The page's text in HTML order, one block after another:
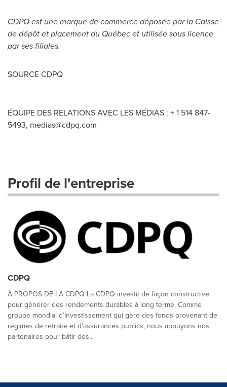
CDPQ est une marque de commerce déposée par la Caisse
de dépôt et placement du Québec et utilisée sous licence
par ses filiales.
SOURCE CDPQ
ÉQUIPE DES RELATIONS AVEC LES MÉDIAS : + 1 514 847-
5493, medias@cdpq.com
Profil de l'entreprise
CDPQ
À PROPOS DE LA CDPQ La CDPQ investit de façon constructive
pour générer des rendements durables à long terme. Comme
groupe mondial d’investissement qui gère des fonds provenant de
régimes de retraite et d’assurances publics, nous appuyons nos
partenaires pour bâtir des...